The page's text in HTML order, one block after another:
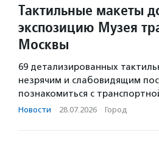
Тактильные макеты
экспозицию Музея
Москвы
69 детализированных
незрячим и слабовидящим
познакомиться с
Новости · 28.07.2026 · Город